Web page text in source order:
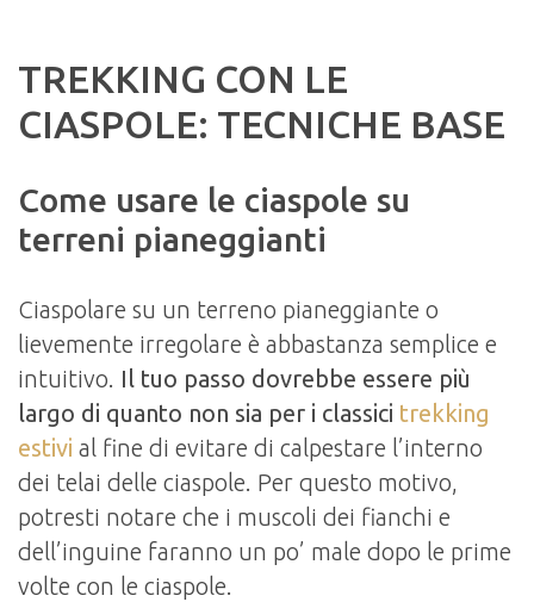
TREKKING CON LE
CIASPOLE: TECNICHE BASE
Come usare le ciaspole su
terreni pianeggianti
Ciaspolare su un terreno pianeggiante o
lievemente irregolare è abbastanza semplice e
intuitivo. Il tuo passo dovrebbe essere più
largo di quanto non sia per i classici trekking
estivi al fine di evitare di calpestare l’interno
dei telai delle ciaspole. Per questo motivo,
potresti notare che i muscoli dei fianchi e
dell’inguine faranno un po’ male dopo le prime
volte con le ciaspole.